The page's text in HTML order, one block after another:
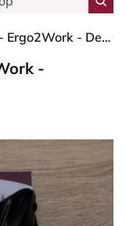
Mausmatte mit Tips - Ergo2Work - Deutsches Layout
-